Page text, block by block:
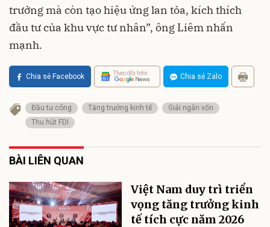
trưởng mà còn tạo hiệu ứng lan tỏa, kích thích
đầu tư của khu vực tư nhân”, ông Liêm nhấn
mạnh.
Chia sẻ Facebook Theo dõi trên Chia sẻ Zalo
Đầu tư công Tăng trưởng kinh tế
Giải ngân vốn
Thu hút FDI
BÀI LIÊN QUAN
Việt Nam duy trì triển
vọng tăng trưởng kinh
tế tích cực năm 2026